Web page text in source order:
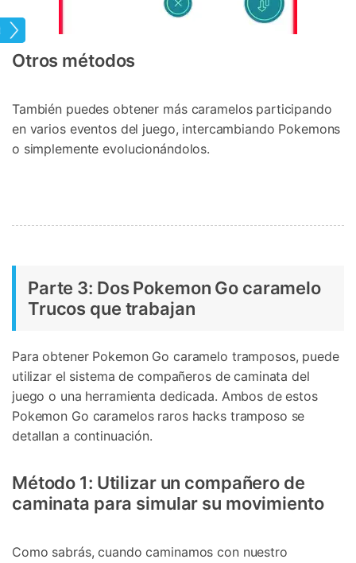
Otros métodos
También puedes obtener más caramelos participando
en varios eventos del juego, intercambiando Pokemons
o simplemente evolucionándolos.
Parte 3: Dos Pokemon Go caramelo
Trucos que trabajan
Para obtener Pokemon Go caramelo tramposos, puede
utilizar el sistema de compañeros de caminata del
juego o una herramienta dedicada. Ambos de estos
Pokemon Go caramelos raros hacks tramposo se
detallan a continuación.
Método 1: Utilizar un compañero de
caminata para simular su movimiento
Como sabrás, cuando caminamos con nuestro